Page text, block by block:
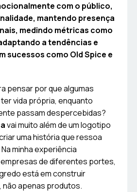
com o público,
mantendo presença
medindo métricas como
a tendências e
sucessos como Old Spice e
pensar por que algumas
vida própria, enquanto
passam despercebidas?
vai muito além de um logotipo
uma história que ressoa
minha experiência
de diferentes portes,
está em construir
apenas produtos.